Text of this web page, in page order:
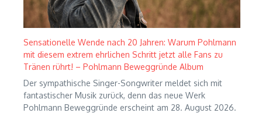
Sensationelle Wende nach 20 Jahren: Warum Pohlmann
mit diesem extrem ehrlichen Schritt jetzt alle Fans zu
Tränen rührt! – Pohlmann Beweggründe Album
Der sympathische Singer-Songwriter meldet sich mit
fantastischer Musik zurück, denn das neue Werk
Pohlmann Beweggründe erscheint am 28. August 2026.